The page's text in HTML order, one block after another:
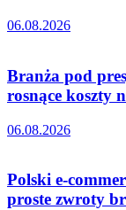
06.08.2026
Branża pod
rosnące koszty
06.08.2026
Polski e-
proste zwroty